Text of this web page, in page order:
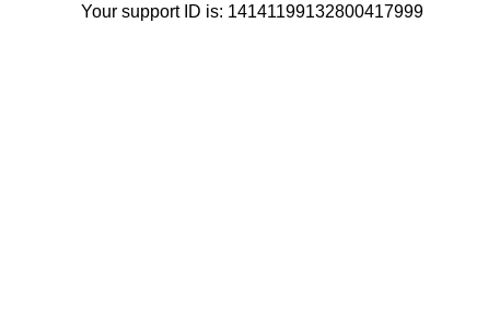
Your support ID is: 14141199132800417999